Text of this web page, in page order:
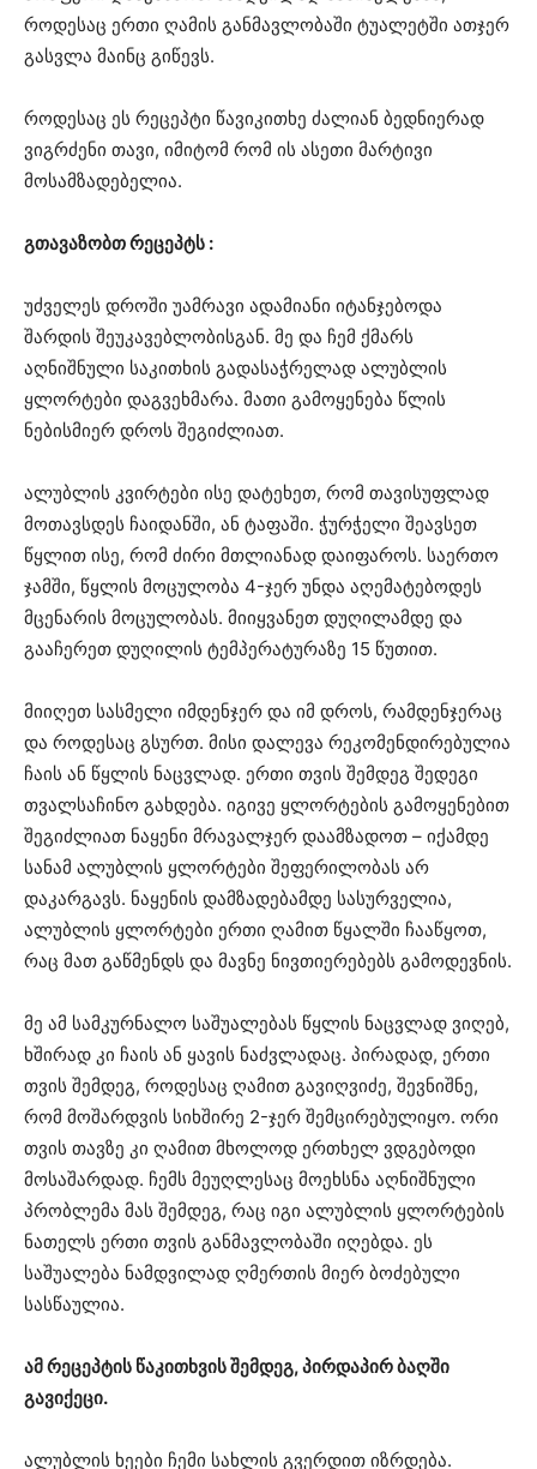
როდესაც ერთი ღამის განმავლობაში ტუალეტში ათჯერ
გასვლა მაინც გიწევს.
როდესაც ეს რეცეპტი წავიკითხე ძალიან ბედნიერად
ვიგრძენი თავი, იმიტომ რომ ის ასეთი მარტივი
მოსამზადებელია.
გთავაზობთ რეცეპტს :
უძველეს დროში უამრავი ადამიანი იტანჯებოდა
შარდის შეუკავებლობისგან. მე და ჩემ ქმარს
აღნიშნული საკითხის გადასაჭრელად ალუბლის
ყლორტები დაგვეხმარა. მათი გამოყენება წლის
ნებისმიერ დროს შეგიძლიათ.
ალუბლის კვირტები ისე დატეხეთ, რომ თავისუფლად
მოთავსდეს ჩაიდანში, ან ტაფაში. ჭურჭელი შეავსეთ
წყლით ისე, რომ ძირი მთლიანად დაიფაროს. საერთო
ჯამში, წყლის მოცულობა 4-ჯერ უნდა აღემატებოდეს
მცენარის მოცულობას. მიიყვანეთ დუღილამდე და
გააჩერეთ დუღილის ტემპერატურაზე 15 წუთით.
მიიღეთ სასმელი იმდენჯერ და იმ დროს, რამდენჯერაც
და როდესაც გსურთ. მისი დალევა რეკომენდირებულია
ჩაის ან წყლის ნაცვლად. ერთი თვის შემდეგ შედეგი
თვალსაჩინო გახდება. იგივე ყლორტების გამოყენებით
შეგიძლიათ ნაყენი მრავალჯერ დაამზადოთ – იქამდე
სანამ ალუბლის ყლორტები შეფერილობას არ
დაკარგავს. ნაყენის დამზადებამდე სასურველია,
ალუბლის ყლორტები ერთი ღამით წყალში ჩააწყოთ,
რაც მათ გაწმენდს და მავნე ნივთიერებებს გამოდევნის.
მე ამ სამკურნალო საშუალებას წყლის ნაცვლად ვიღებ,
ხშირად კი ჩაის ან ყავის ნაძვლადაც. პირადად, ერთი
თვის შემდეგ, როდესაც ღამით გავიღვიძე, შევნიშნე,
რომ მოშარდვის სიხშირე 2-ჯერ შემცირებულიყო. ორი
თვის თავზე კი ღამით მხოლოდ ერთხელ ვდგებოდი
მოსაშარდად. ჩემს მეუღლესაც მოეხსნა აღნიშნული
პრობლემა მას შემდეგ, რაც იგი ალუბლის ყლორტების
ნათელს ერთი თვის განმავლობაში იღებდა. ეს
საშუალება ნამდვილად ღმერთის მიერ ბოძებული
სასწაულია.
ამ რეცეპტის წაკითხვის შემდეგ, პირდაპირ ბაღში
გავიქეცი.
ალუბლის ხეები ჩემი სახლის გვერდით იზრდება.